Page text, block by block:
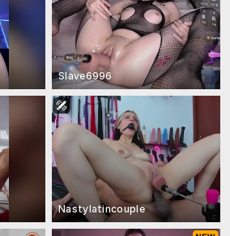
Slave6996
Nastylatincouple